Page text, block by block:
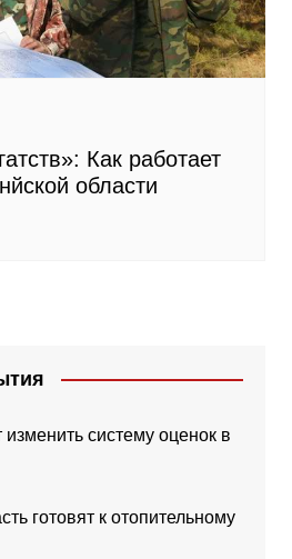
Как работает
области
изменить систему оценок в
готовят к отопительному